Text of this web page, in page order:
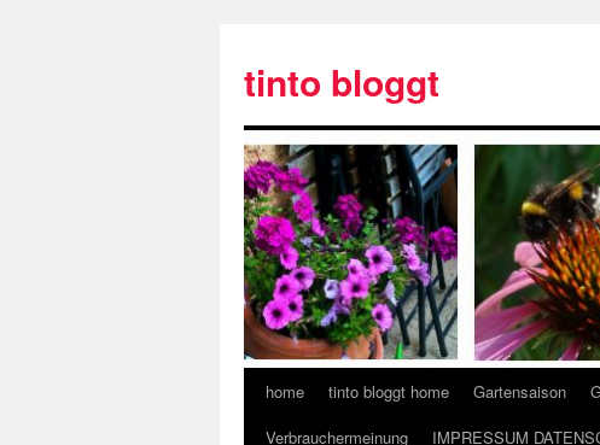
tinto bloggt
home tinto bloggt home Gartensaison
Verbrauchermeinung
IMPRESSUM